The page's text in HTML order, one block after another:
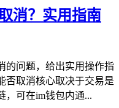
消？实用指南
的问题，给出实用操作指
否取消核心取决于交易是
，可在im钱包内通...